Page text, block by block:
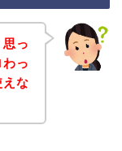
っ
っ
えな